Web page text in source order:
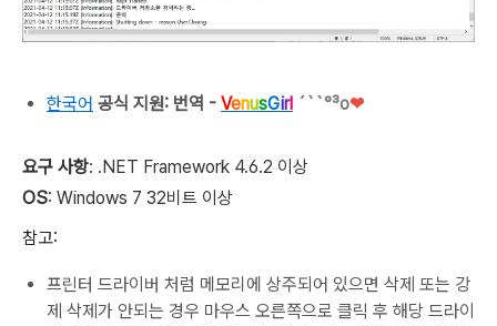
한국어 공식 지원: 번역 - VenusGirl ´``°³о❤
요구 사항: .NET Framework 4.6.2 이상
OS: Windows 7 32비트 이상
참고:
프린터 드라이버 처럼 메모리에 상주되어 있으면 삭제 또는 강
제 삭제가 안되는 경우 마우스 오른쪽으로 클릭 후 해당 드라이